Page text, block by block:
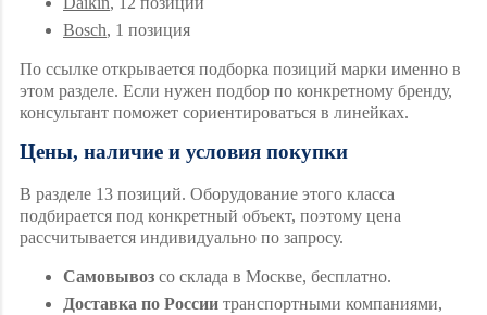
Bosch, 1 позиция
По ссылке открывается подборка позиций марки именно в
этом разделе. Если нужен подбор по конкретному бренду,
консультант поможет сориентироваться в линейках.
Цены, наличие и условия покупки
В разделе 13 позиций. Оборудование этого класса
подбирается под конкретный объект, поэтому цена
рассчитывается индивидуально по запросу.
Самовывоз со склада в Москве, бесплатно.
Доставка по России транспортными компаниями,